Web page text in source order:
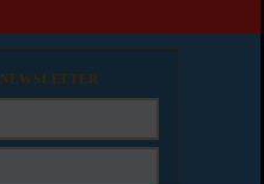
NEWSLETTER